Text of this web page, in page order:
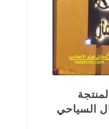
السياحي